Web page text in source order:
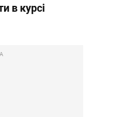
в курсі